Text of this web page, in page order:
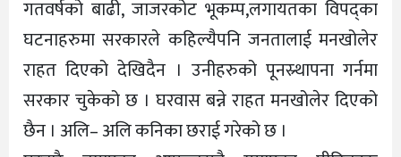
गतवर्षको बाढी, जाजरकोट भूकम्प,लगायतका विपद्का
घटनाहरुमा सरकारले कहिल्यैपनि जनतालाई मनखोलेर
राहत दिएको देखिदैन । उनीहरुको पूनस्र्थापना गर्नमा
सरकार चुकेको छ । घरवास बन्ने राहत मनखोलेर दिएको
छैन । अलि– अलि कनिका छराई गरेको छ ।